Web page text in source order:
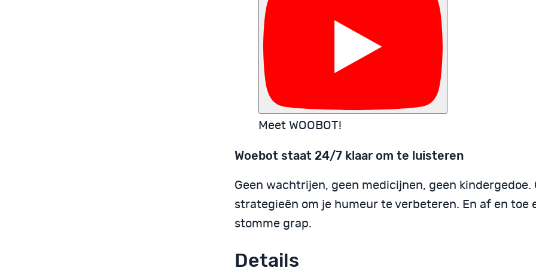
Meet WOOBOT!
Woebot staat 24/7 klaar om te luisteren
Geen wachtrijen, geen medicijnen, geen kindergedoe.
strategieën om je humeur te verbeteren. En af en toe
stomme grap.
Details